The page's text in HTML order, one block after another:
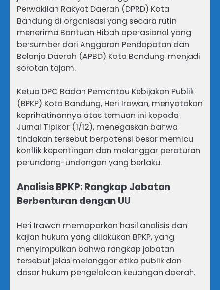
Perwakilan Rakyat Daerah (DPRD) Kota
Bandung di organisasi yang secara rutin
menerima Bantuan Hibah operasional yang
bersumber dari Anggaran Pendapatan dan
Belanja Daerah (APBD) Kota Bandung, menjadi
sorotan tajam.
Ketua DPC Badan Pemantau Kebijakan Publik
(BPKP) Kota Bandung, Heri Irawan, menyatakan
keprihatinannya atas temuan ini kepada
Jurnal Tipikor (1/12), menegaskan bahwa
tindakan tersebut berpotensi besar memicu
konflik kepentingan dan melanggar peraturan
perundang-undangan yang berlaku.
Analisis BPKP: Rangkap Jabatan
Berbenturan dengan UU
Heri Irawan memaparkan hasil analisis dan
kajian hukum yang dilakukan BPKP, yang
menyimpulkan bahwa rangkap jabatan
tersebut jelas melanggar etika publik dan
dasar hukum pengelolaan keuangan daerah.